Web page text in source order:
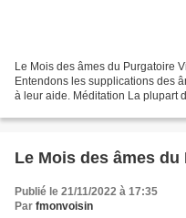
Le Mois des âmes du Purgatoire
Entendons les supplications des
à leur aide. Méditation La plupart
Le Mois des âmes du
Publié le 21/11/2022 à 17:35
Par fmonvoisin